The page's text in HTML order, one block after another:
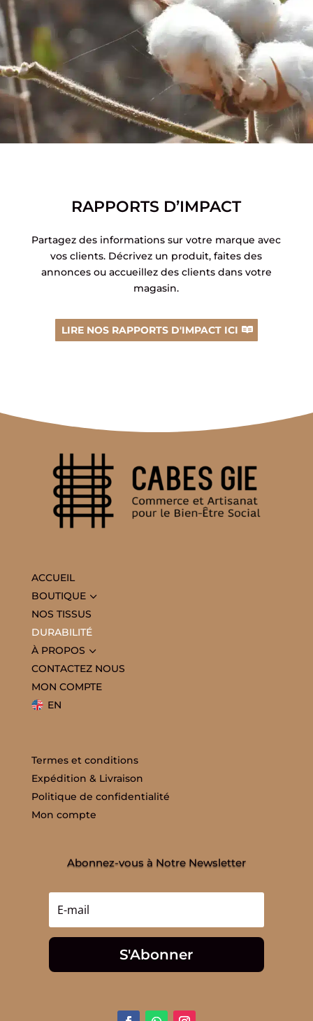
RAPPORTS D’IMPACT
Partagez des informations sur votre marque avec
vos clients. Décrivez un produit, faites des
annonces ou accueillez des clients dans votre
magasin.
LIRE NOS RAPPORTS D'IMPACT ICI
ACCUEIL
BOUTIQUE3
NOS TISSUS
DURABILITÉ
À PROPOS 3
CONTACTEZ NOUS
MON COMPTE
EN
Termes et conditions
Expédition & Livraison
Politique de confidentialité
Mon compte
Abonnez-vous à Notre Newsletter
S'Abonner